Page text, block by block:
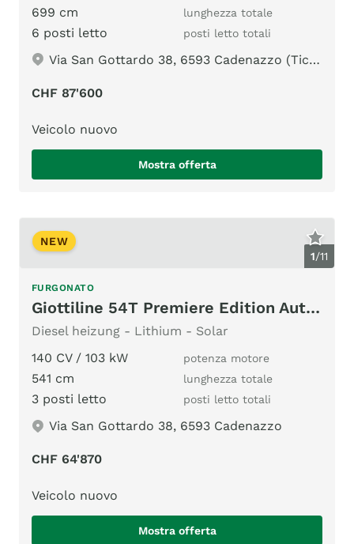
699 cm lunghezza totale
6 posti letto posti letto totali
Via San Gottardo 38, 6593 Cadenazzo (Ticino)
CHF 87'600
Veicolo nuovo
Mostra offerta
1/11
NEW
FURGONATO
Giottiline 54T Premiere Edition Automatik
Diesel heizung - Lithium - Solar
140 CV / 103 kW
potenza motore
541 cm lunghezza totale
3 posti letto posti letto totali
Via San Gottardo 38, 6593 Cadenazzo
CHF 64'870
Veicolo nuovo
Mostra offerta